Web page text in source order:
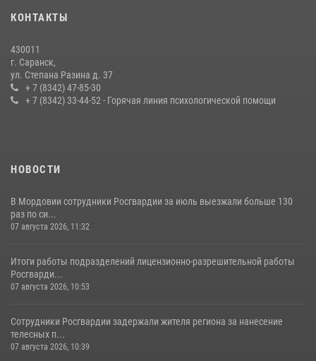
содействии сотрудников Росгвардии
Сотрудники Росгвардии обеспечили безопасность Всероссийского
конкурса профмастерства в Саранске
23 июля 2026, 11:54 4
КОНТАКТЫ
430011
г. Саранск,
ул. Степана Разина д. 37
+ 7 (8342) 47-85-30
+ 7 (8342) 33-44-52 - Горячая линия психологической помощи
НОВОСТИ
В Мордовии сотрудники Росгвардии за июль выезжали больше 130
раз по си...
07 августа 2026, 11:32
Итоги работы подразделений лицензионно-разрешительной работы
Росгварди...
07 августа 2026, 10:53
Сотрудники Росгвардии задержали жителя региона за нанесение
телесных п...
07 августа 2026, 10:39